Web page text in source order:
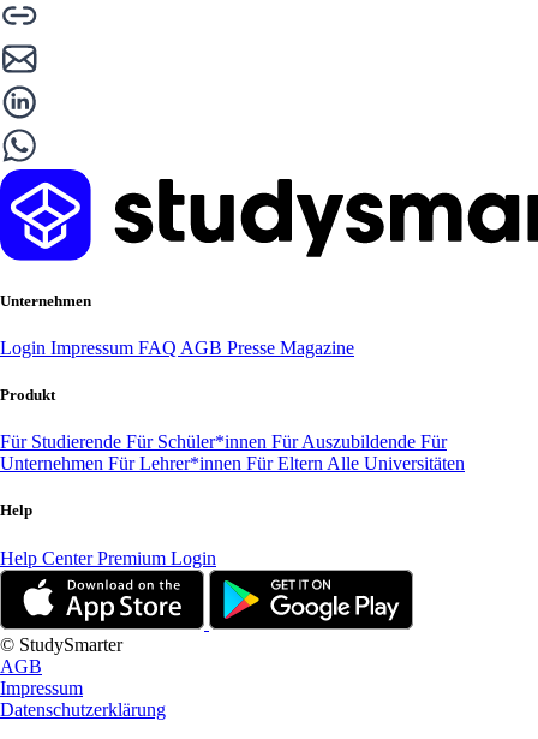
Unternehmen
Login Impressum FAQ AGB Presse Magazine
Produkt
Für Studierende Für Schüler*innen Für Auszubildende Für
Unternehmen Für Lehrer*innen Für Eltern Alle Universitäten
Help
Help CenterPremium Login
© StudySmarter
AGB
Impressum
Datenschutzerklärung